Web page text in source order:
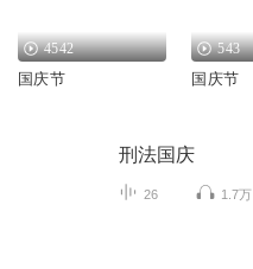
4542
国庆节
543
国庆节
刑法国庆
26 1.7万